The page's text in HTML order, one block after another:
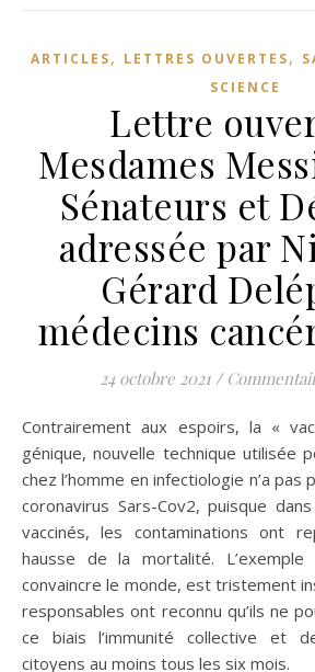
ARTICLES, LETTRES OUVERTES,
SCIENCE
Lettre
Mesdames
Sénateurs et
adressée par
Gérard
médecins
24 octobre 2021 /
Contrairement aux espoirs, la « vaccination », injection
génique, nouvelle technique utilisée
chez l’homme en infectiologie n’a pas
coronavirus Sars-Cov2, puisque
vaccinés, les contaminations ont
hausse de la mortalité. L’exemple
convaincre le monde, est tristement
responsables ont reconnu qu’ils ne
ce biais l’immunité collective et
citoyens au moins tous les six mois.